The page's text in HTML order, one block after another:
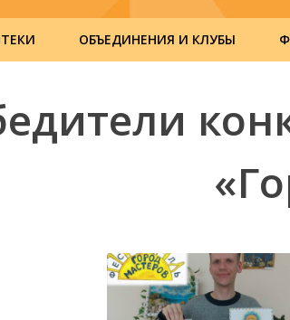
ОБЪЕДИНЕНИЯ И КЛУБЫ